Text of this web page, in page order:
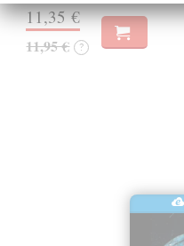
11,35 €
11,95 € ?